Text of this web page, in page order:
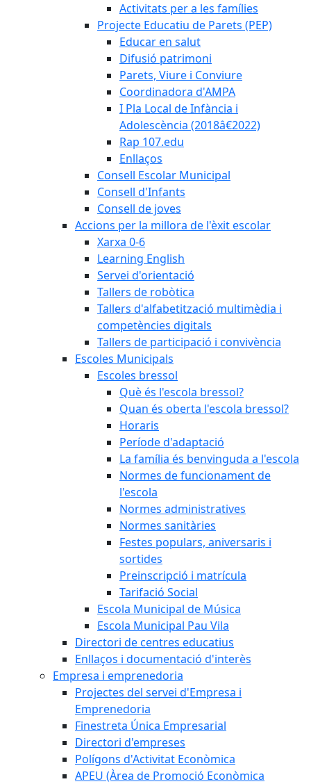
Activitats per a les famílies
Projecte Educatiu de Parets (PEP)
Educar en salut
Difusió patrimoni
Parets, Viure i Conviure
Coordinadora d'AMPA
I Pla Local de Infància i
Adolescència (2018â€2022)
Rap 107.edu
Enllaços
Consell Escolar Municipal
Consell d'Infants
Consell de joves
Accions per la millora de l'èxit escolar
Xarxa 0-6
Learning English
Servei d'orientació
Tallers de robòtica
Tallers d'alfabetització multimèdia i
competències digitals
Tallers de participació i convivència
Escoles Municipals
Escoles bressol
Què és l'escola bressol?
Quan és oberta l'escola bressol?
Horaris
Període d'adaptació
La família és benvinguda a l'escola
Normes de funcionament de
l'escola
Normes administratives
Normes sanitàries
Festes populars, aniversaris i
sortides
Preinscripció i matrícula
Tarifació Social
Escola Municipal de Música
Escola Municipal Pau Vila
Directori de centres educatius
Enllaços i documentació d'interès
Empresa i emprenedoria
Projectes del servei d'Empresa i
Emprenedoria
Finestreta Única Empresarial
Directori d'empreses
Polígons d'Activitat Econòmica
APEU (Àrea de Promoció Econòmica